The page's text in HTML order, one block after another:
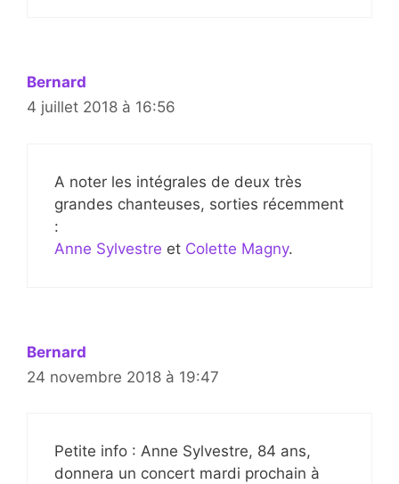
Bernard
4 juillet 2018 à 16:56
A noter les intégrales de deux très
grandes chanteuses, sorties récemment
:
Anne Sylvestre et Colette Magny.
Bernard
24 novembre 2018 à 19:47
Petite info : Anne Sylvestre, 84 ans,
donnera un concert mardi prochain à